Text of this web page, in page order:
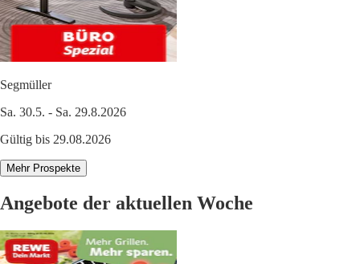
Segmüller
Sa. 30.5. - Sa. 29.8.2026
Gültig bis 29.08.2026
Mehr Prospekte
Angebote der aktuellen Woche